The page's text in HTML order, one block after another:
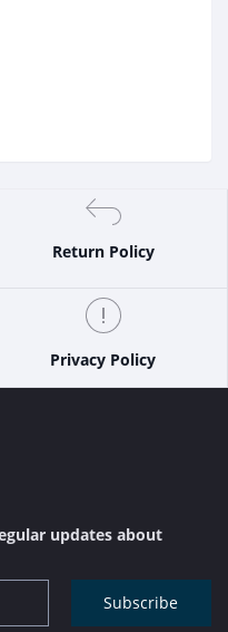
Return Policy
Privacy Policy
updates about
Subscribe